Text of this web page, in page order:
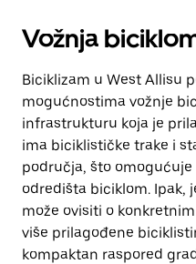
Vožnja
Biciklizam u West Allisu
mogućnostima vožnje
infrastrukturu koja je
ima biciklističke trake i
područja, što
odredišta biciklom. Ipak,
može ovisiti o
više prilagođene
kompaktan raspored